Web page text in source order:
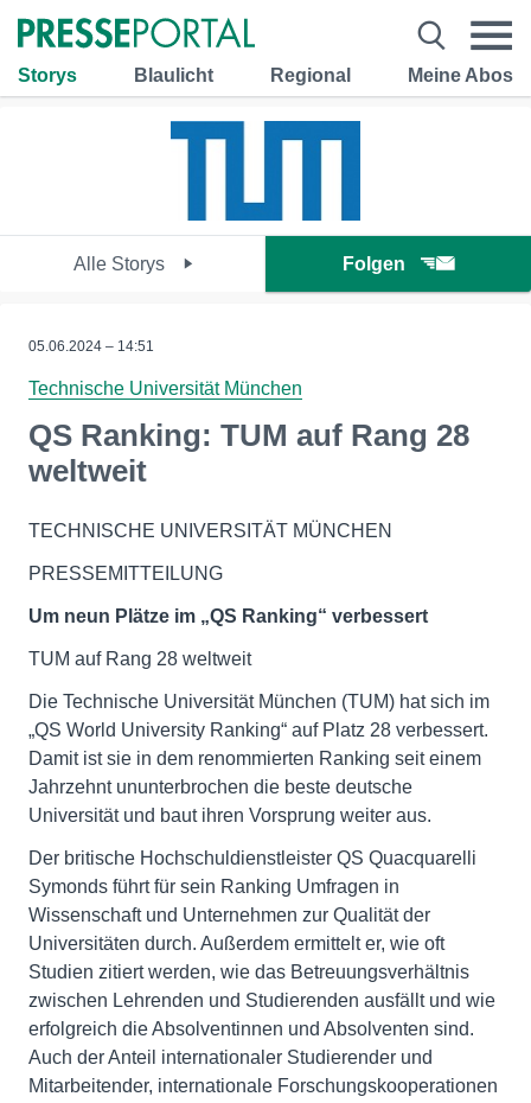
Storys Blaulicht Regional Meine Abos
Alle Storys Folgen
05.06.2024 – 14:51
Technische Universität München
QS Ranking: TUM auf Rang 28
weltweit
TECHNISCHE UNIVERSITÄT MÜNCHEN
PRESSEMITTEILUNG
Um neun Plätze im „QS Ranking“ verbessert
TUM auf Rang 28 weltweit
Die Technische Universität München (TUM) hat sich im
„QS World University Ranking“ auf Platz 28 verbessert.
Damit ist sie in dem renommierten Ranking seit einem
Jahrzehnt ununterbrochen die beste deutsche
Universität und baut ihren Vorsprung weiter aus.
Der britische Hochschuldienstleister QS Quacquarelli
Symonds führt für sein Ranking Umfragen in
Wissenschaft und Unternehmen zur Qualität der
Universitäten durch. Außerdem ermittelt er, wie oft
Studien zitiert werden, wie das Betreuungsverhältnis
zwischen Lehrenden und Studierenden ausfällt und wie
erfolgreich die Absolventinnen und Absolventen sind.
Auch der Anteil internationaler Studierender und
Mitarbeitender, internationale Forschungskooperationen